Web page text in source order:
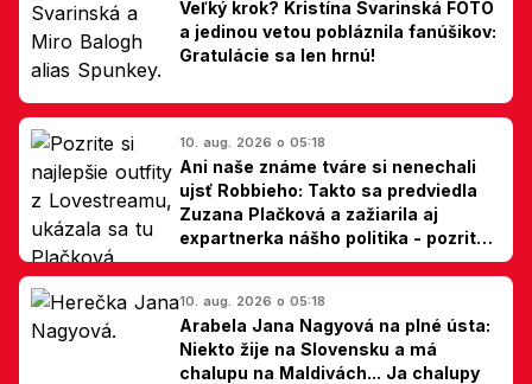
Veľký krok? Kristína Svarinská FOTO
a jedinou vetou pobláznila fanúšikov:
Gratulácie sa len hrnú!
10. aug. 2026 o 05:18
Ani naše známe tváre si nenechali
ujsť Robbieho: Takto sa predviedla
Zuzana Plačková a zažiarila aj
expartnerka nášho politika - pozrite
si TOP outfity z Lovestreamu
10. aug. 2026 o 05:18
Arabela Jana Nagyová na plné ústa:
Niekto žije na Slovensku a má
chalupu na Maldivách... Ja chalupy